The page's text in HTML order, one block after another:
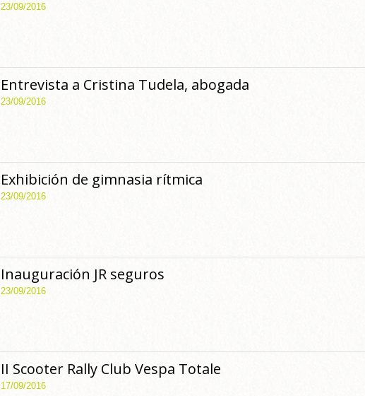
23/09/2016
Entrevista a Cristina Tudela, abogada
23/09/2016
Exhibición de gimnasia rítmica
23/09/2016
Inauguración JR seguros
23/09/2016
II Scooter Rally Club Vespa Totale
17/09/2016